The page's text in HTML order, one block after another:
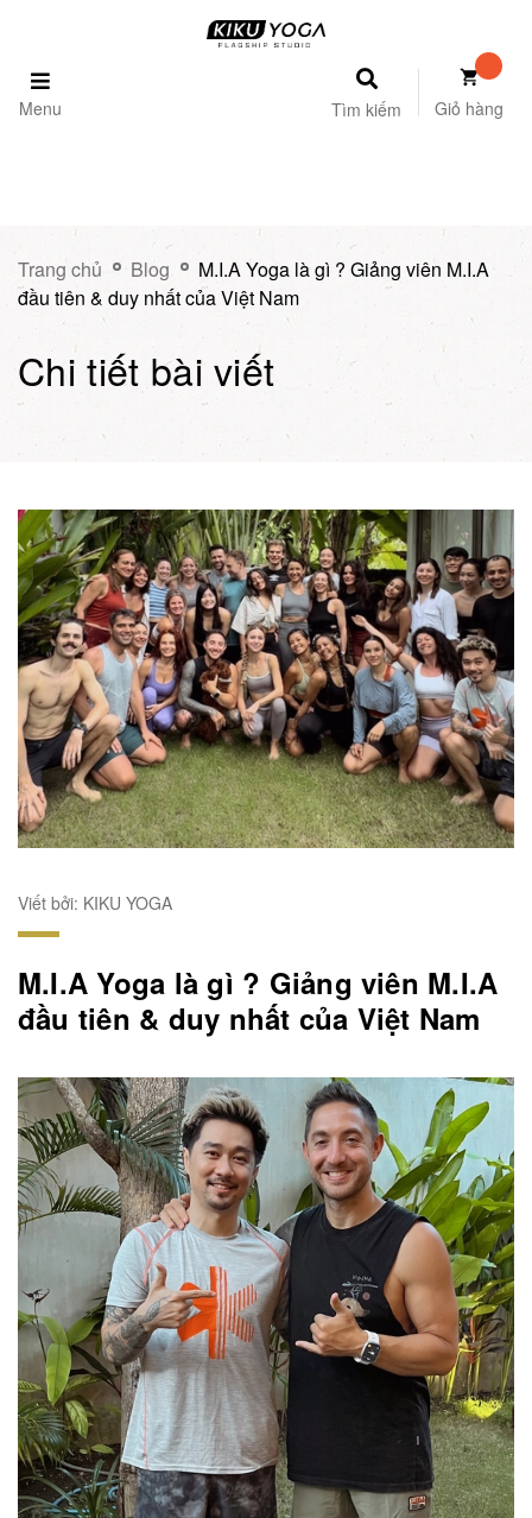
Menu Tìm kiếm Giỏ hàng
Trang chủ Blog
M.I.A Yoga là gì ? Giảng viên M.I.A
đầu tiên & duy nhất của Việt Nam
Chi tiết bài viết
Viết bởi: KIKU YOGA
M.I.A Yoga là gì ? Giảng viên M.I.A
đầu tiên & duy nhất của Việt Nam